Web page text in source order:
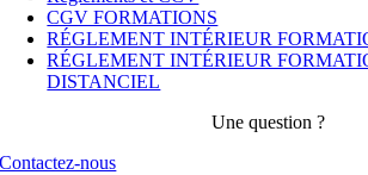
CGV FORMATIONS
RÉGLEMENT INTÉRIEUR
RÉGLEMENT INTÉRIEUR
DISTANCIEL
Une question ?
Contactez-nous